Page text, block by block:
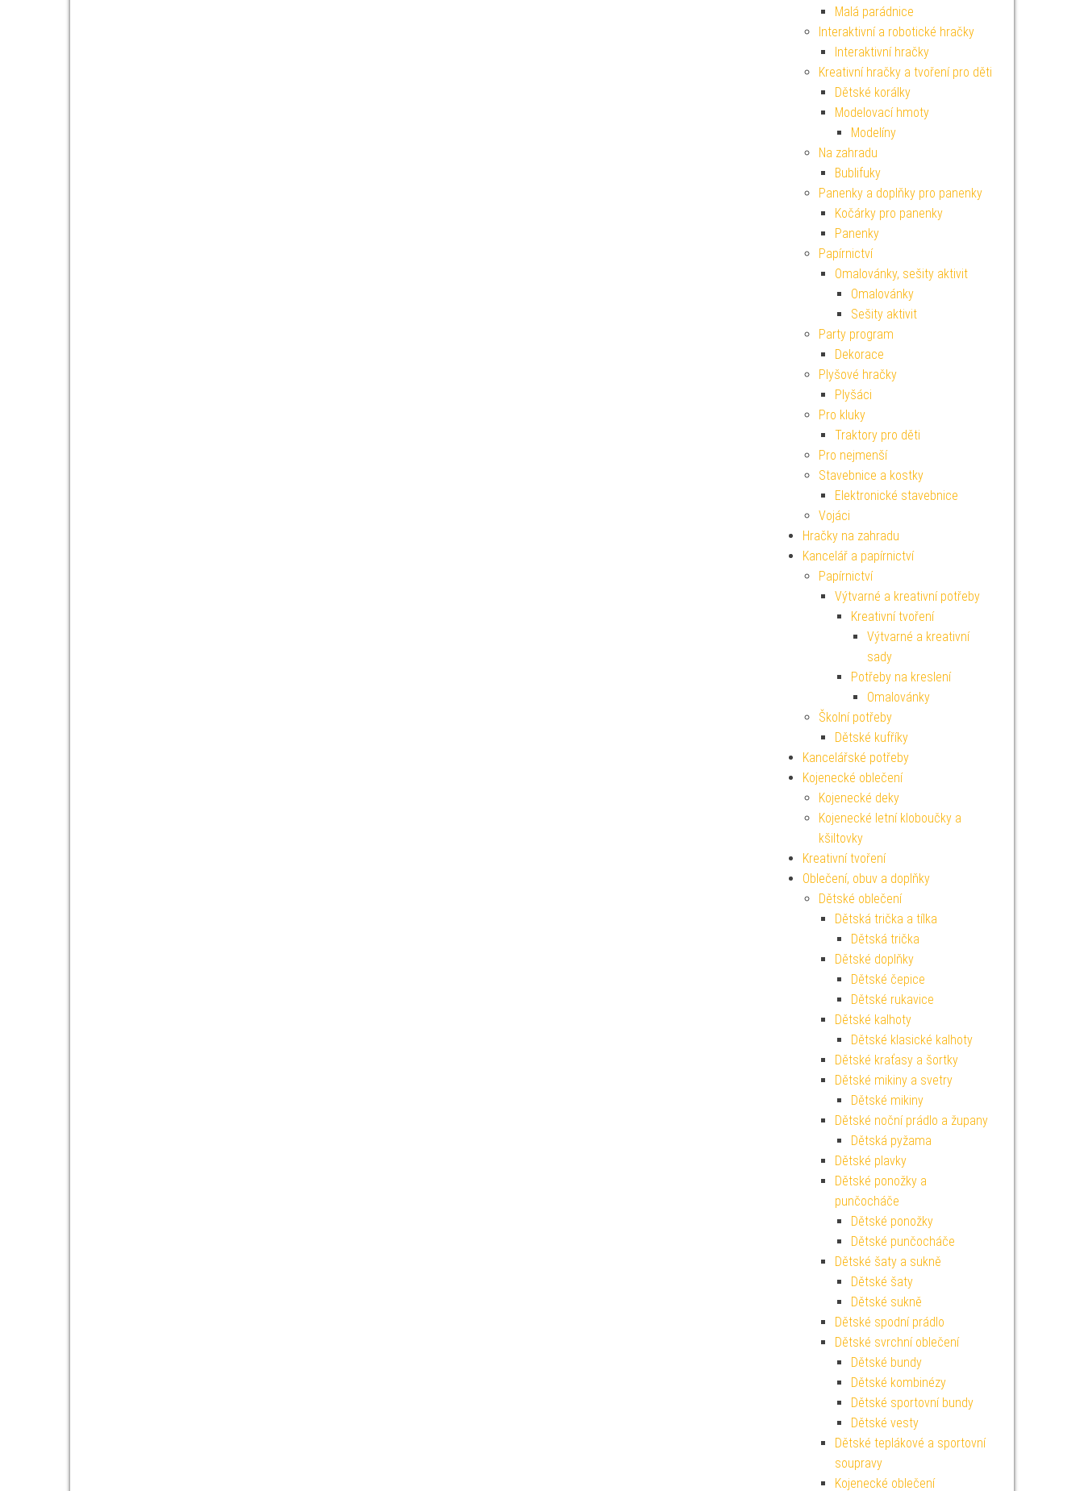
Malá parádnice
Interaktivní a robotické hračky
Interaktivní hračky
Kreativní hračky a tvoření pro děti
Dětské korálky
Modelovací hmoty
Modelíny
Na zahradu
Bublifuky
Panenky a doplňky pro panenky
Kočárky pro panenky
Panenky
Papírnictví
Omalovánky, sešity aktivit
Omalovánky
Sešity aktivit
Party program
Dekorace
Plyšové hračky
Plyšáci
Pro kluky
Traktory pro děti
Pro nejmenší
Stavebnice a kostky
Elektronické stavebnice
Vojáci
Hračky na zahradu
Kancelář a papírnictví
Papírnictví
Výtvarné a kreativní potřeby
Kreativní tvoření
Výtvarné a kreativní
sady
Potřeby na kreslení
Omalovánky
Školní potřeby
Dětské kufříky
Kancelářské potřeby
Kojenecké oblečení
Kojenecké deky
Kojenecké letní kloboučky a
kšiltovky
Kreativní tvoření
Oblečení, obuv a doplňky
Dětské oblečení
Dětská trička a tílka
Dětská trička
Dětské doplňky
Dětské čepice
Dětské rukavice
Dětské kalhoty
Dětské klasické kalhoty
Dětské kraťasy a šortky
Dětské mikiny a svetry
Dětské mikiny
Dětské noční prádlo a župany
Dětská pyžama
Dětské plavky
Dětské ponožky a
punčocháče
Dětské ponožky
Dětské punčocháče
Dětské šaty a sukně
Dětské šaty
Dětské sukně
Dětské spodní prádlo
Dětské svrchní oblečení
Dětské bundy
Dětské kombinézy
Dětské sportovní bundy
Dětské vesty
Dětské teplákové a sportovní
soupravy
Kojenecké oblečení